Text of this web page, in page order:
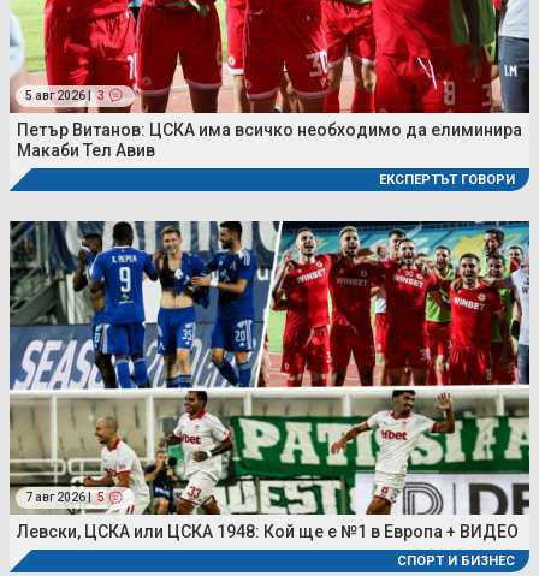
5 авг 2026 | 3
Петър Витанов: ЦСКА има всичко необходимо да елиминира
Макаби Тел Авив
ЕКСПЕРТЪТ ГОВОРИ
7 авг 2026 | 5
Левски, ЦСКА или ЦСКА 1948: Кой ще е №1 в Европа + ВИДЕО
СПОРТ И БИЗНЕС